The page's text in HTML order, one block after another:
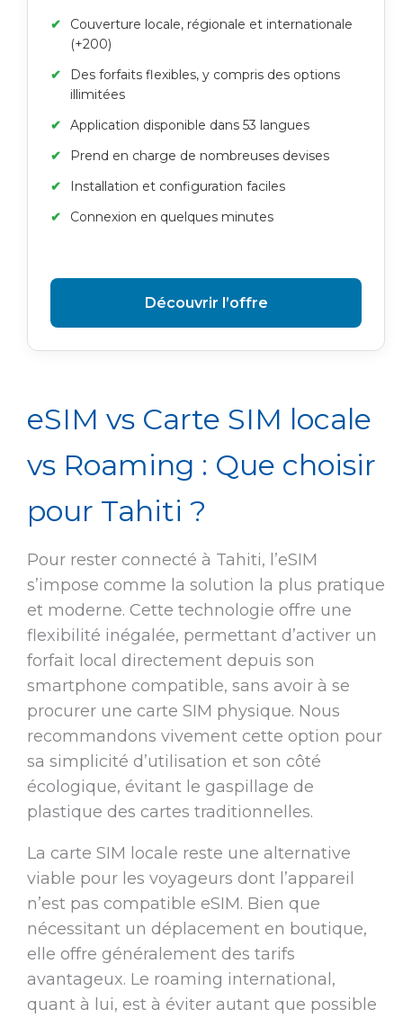
Couverture locale, régionale et internationale
(+200)
Des forfaits flexibles, y compris des options
illimitées
Application disponible dans 53 langues
Prend en charge de nombreuses devises
Installation et configuration faciles
Connexion en quelques minutes
Découvrir l’offre
eSIM vs Carte SIM locale
vs Roaming : Que choisir
pour Tahiti ?
Pour rester connecté à Tahiti, l’eSIM
s’impose comme la solution la plus pratique
et moderne. Cette technologie offre une
flexibilité inégalée, permettant d’activer un
forfait local directement depuis son
smartphone compatible, sans avoir à se
procurer une carte SIM physique. Nous
recommandons vivement cette option pour
sa simplicité d’utilisation et son côté
écologique, évitant le gaspillage de
plastique des cartes traditionnelles.
La carte SIM locale reste une alternative
viable pour les voyageurs dont l’appareil
n’est pas compatible eSIM. Bien que
nécessitant un déplacement en boutique,
elle offre généralement des tarifs
avantageux. Le roaming international,
quant à lui, est à éviter autant que possible